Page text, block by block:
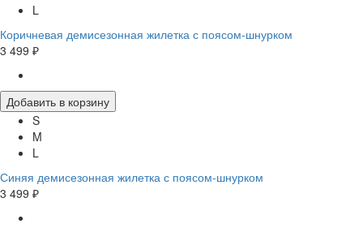
L
Коричневая демисезонная жилетка с поясом-шнурком
3 499 ₽
Добавить в корзину
S
M
L
Синяя демисезонная жилетка с поясом-шнурком
3 499 ₽